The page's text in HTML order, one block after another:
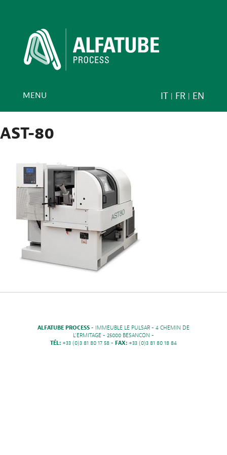
IT FR EN
MENU
AST-80
ALFATUBE PROCESS - IMMEUBLE LE PULSAR - 4 CHEMIN DE
L'ERMITAGE - 25000 BESANCON -
TÉL: +33 (0)3 81 80 17 58 - FAX: +33 (0)3 81 80 18 84